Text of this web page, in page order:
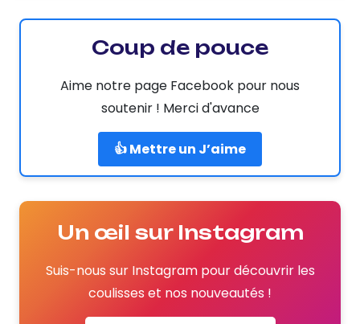
Coup de pouce
Aime notre page Facebook pour nous
soutenir ! Merci d'avance
👍 Mettre un J’aime
Un œil sur Instagram
Suis-nous sur Instagram pour découvrir les
coulisses et nos nouveautés !